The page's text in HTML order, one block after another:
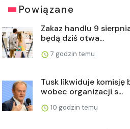
Powiązane
Zakaz handlu 9
będą dziś otwa...
7 godzin temu
Tusk likwiduje komisję
wobec organizacji s...
10 godzin temu